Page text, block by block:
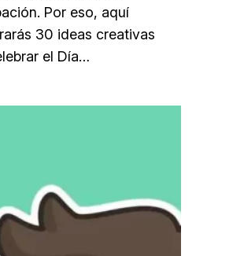
Por eso, aquí
30 ideas creativas
el Día…